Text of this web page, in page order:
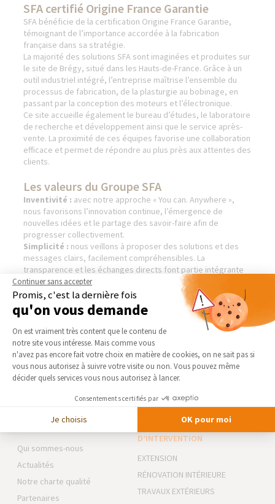
SFA certifié Origine France Garantie
SFA bénéficie de la certification Origine France Garantie,
témoignant de l’importance accordée à la fabrication
française dans sa stratégie.
La majorité des solutions SFA sont imaginées et produites sur
le site de Brégy, situé dans les Hauts-de-France. Grâce à un
outil industriel intégré, l’entreprise maîtrise l’ensemble du
processus de fabrication, de la plasturgie au bobinage, en
passant par la conception des moteurs et l’électronique.
Ce site accueille également le bureau d’études, le laboratoire
de recherche et développement ainsi que le service après-
vente. La proximité de ces équipes favorise une collaboration
efficace et permet de répondre au plus près aux attentes des
clients.
Les valeurs du Groupe SFA
Inventivité : avec notre approche « You can. Anywhere »,
nous favorisons l’innovation continue, l’émergence de
nouvelles idées et le partage des savoir-faire afin de
progresser collectivement.
Simplicité : nous veillons à proposer des solutions et des
messages clairs, facilement compréhensibles. La
transparence et les échanges directs font partie intégrante
de notre manière de fonctionner.
Confort :nous nous engageons à assurer le bien-être et la
sécurité de nos clients comme de nos collaborateurs, en
agissant avec transparence et responsabilité.
Bienveillance :nous plaçons l’humain au cœur de nos
priorités en soutenant un environnement de travail inclusif et
respectueux. Conscients de notre impact, nous agissons
également en faveur de la société et de l’environnement.
Visiter le site de notre partenaire : SFA — Sanitaire
Qui sommes-nous
Actualités
Notre charte qualité
Partenaires
D’INTERVENTION
EXTENSION
RÉNOVATION INTÉRIEURE
TRAVAUX EXTÉRIEURS
Continuer sans accepter
Promis, c'est la dernière fois
qu'on vous demande
Plateforme de Gestion du
On est vraiment très content que le contenu de
notre site vous intéresse. Mais comme vous
n'avez pas encore fait votre choix en matière de cookies, on ne sait pas si
vous nous autorisez à suivre votre visite ou non. Vous pouvez même
décider quels services vous nous autorisez à lancer.
Consentements certifiés par
Je choisis OK pour moi
Axeptio consent